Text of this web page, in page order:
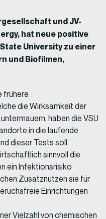
und JV-
hat neue positive
University zu einer
und Biofilmen,
frühere
die Wirksamkeit der
haben die VSU
in die laufende
dieser Tests soll
sinnvoll die
ein Infektionsrisiko
Zusatznutzen sie für
Einrichtungen
Vielzahl von chemischen